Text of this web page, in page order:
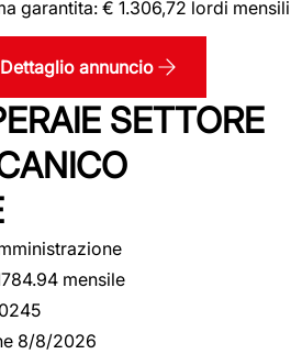
garantita: € 1.306,72 lordi mensili
Dettaglio annuncio
SETTORE
mensile
8/8/2026